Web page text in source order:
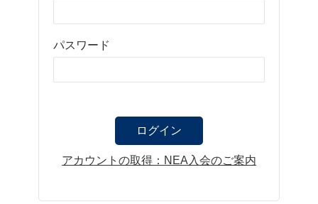
パスワード
アカウントの取得：NEA入会のご案内